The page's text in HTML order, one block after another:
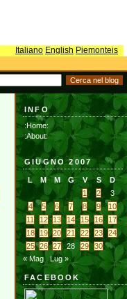
Italiano English Piemonteis
INFO
:Home:
:About:
GIUGNO 2007
L M M G V S
D
1
2
3
4
5 6 7 8 9
10
11
12 13 14 15 16
17
18
19 20 21 22 23
24
25
26 27 28 29
30
« Mag
Lug »
FACEBOOK